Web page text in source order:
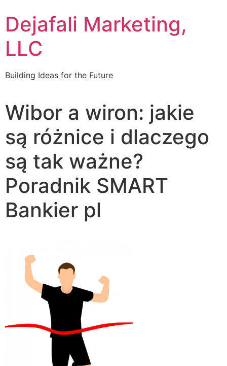
Dejafali Marketing,
LLC
Building Ideas for the Future
Wibor a wiron: jakie
są różnice i dlaczego
są tak ważne?
Poradnik SMART
Bankier pl